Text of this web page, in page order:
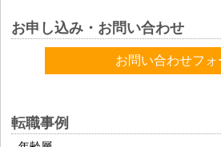
お申し込み・お問い合わせ
お問い合わせフォ
転職事例